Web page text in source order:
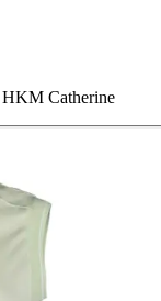
HKM Catherine